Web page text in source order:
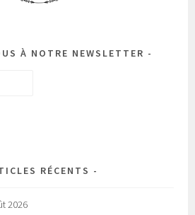
À NOTRE NEWSLETTER
RÉCENTS
2026